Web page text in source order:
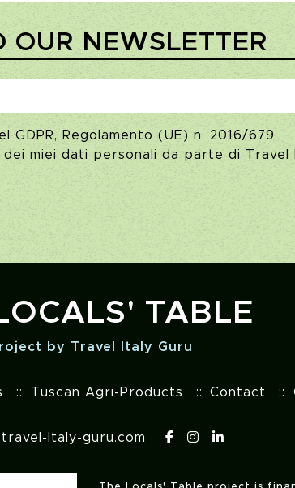
OUR NEWSLETTER
GDPR, Regolamento (UE) n. 2016/679,
miei dati personali da parte di Travel
TABLE
by Travel Italy Guru
Tuscan Agri-Products Contact
Italy-guru.com